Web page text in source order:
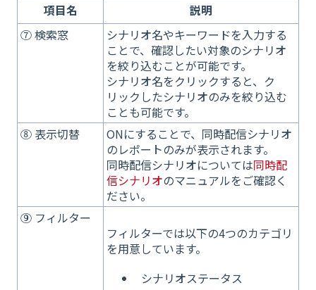
項目名
説明
⑦ 検索窓
シナリオ名やキーワードを入力する
ことで、確認したい対象のシナリオ
を絞り込むことが可能です。
シナリオ名をクリックすると、ク
リックしたシナリオのみを絞り込む
ことも可能です。
⑧ 表示切替
ONにすることで、同時配信シナリオ
のレポートのみが表示されます。
同時配信シナリオについては同時配
信シナリオのマニュアルをご確認く
ださい。
⑨ フィルター
フィルターでは以下の4つのカテゴリ
を用意しています。
シナリオステータス